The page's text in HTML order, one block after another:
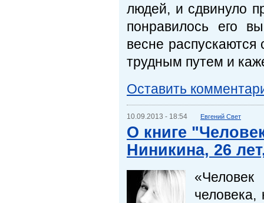
людей, и сдвинуло
понравилось его
весне
трудным путем и
Оставить
10.09.2013 - 18:54 Евгений Свет
О книге
Ниникина, 26
человека,